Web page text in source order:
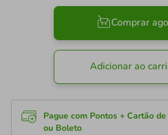
Comprar
Adicionar ao
Pague com Pontos + Cartão
ou Boleto